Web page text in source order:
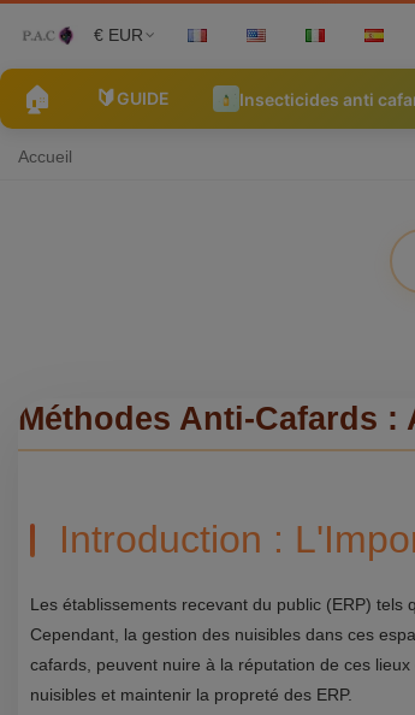
€ EUR
🏠 🔰GUIDE Insecticides anti
Accueil
Méthodes Anti-Cafards :
Introduction :
Les établissements recevant du public (ERP) tels
Cependant, la gestion des nuisibles dans ces
cafards, peuvent nuire à la réputation de ces
nuisibles et maintenir la propreté des ERP.